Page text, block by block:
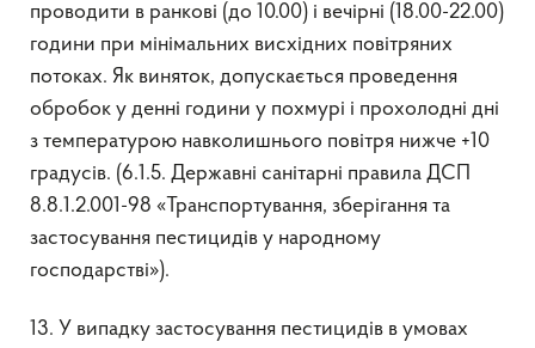
проводити в ранкові (до 10.00) і вечірні (18.00-22.00)
години при мінімальних висхідних повітряних
потоках. Як виняток, допускається проведення
обробок у денні години у похмурі і прохолодні дні
з температурою навколишнього повітря нижче +10
градусів. (6.1.5. Державні санітарні правила ДСП
8.8.1.2.001-98 «Транспортування, зберігання та
застосування пестицидів у народному
господарстві»).
13. У випадку застосування пестицидів в умовах